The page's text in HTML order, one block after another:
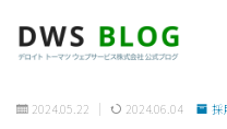
2024.05.22 2024.06.04 採